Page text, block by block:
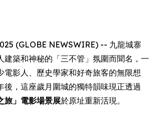
(GLOBE NEWSWIRE) -- 九龍城寨
建築和神秘的「三不管」氛圍而聞名，一
電影人、歷史學家和好奇旅客的無限想
後，這座歲月圍城的獨特韻味現正透過
旅」電影場景展於原址重新活現。